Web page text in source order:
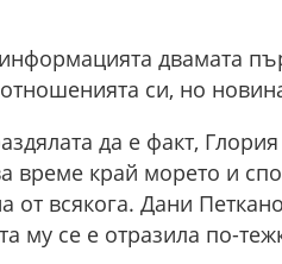
двамата
си, но
да е факт,
време край морето и
от всякога. Дани
му се е отразила по-